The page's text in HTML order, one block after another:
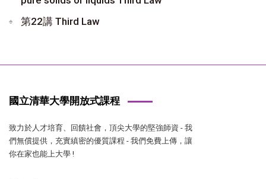
第22講 Third Law
國立清華大學開放式課程
致力於人才培育、回饋社會，頂尖大學的堅強師資 - 我
們無償提供，充實縝密的優質課程 - 我們免費上傳，讓
你在家也能上大學 !